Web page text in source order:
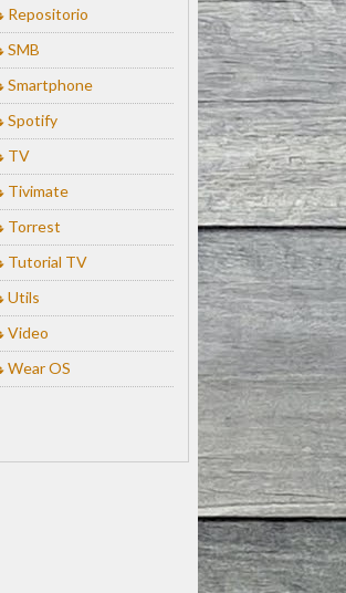
Repositorio
SMB
Smartphone
Spotify
TV
Tivimate
Torrest
Tutorial TV
Utils
Video
Wear OS